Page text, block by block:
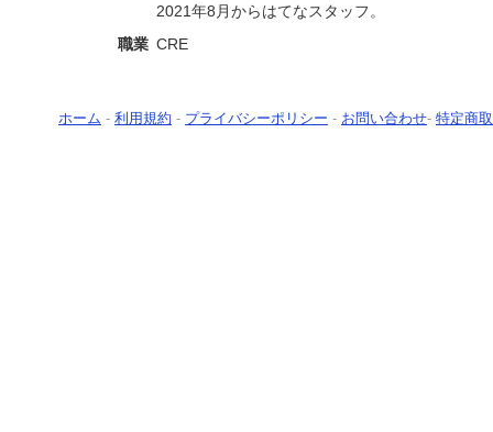
2021年8月からはてなスタッフ。
職業 CRE
ホーム - 利用規約 - プライバシーポリシー - お問い合わせ- 特定商